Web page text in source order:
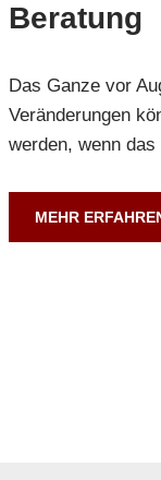
Beratung
Das Ganze vor
Veränderungen
werden, wenn
MEHR